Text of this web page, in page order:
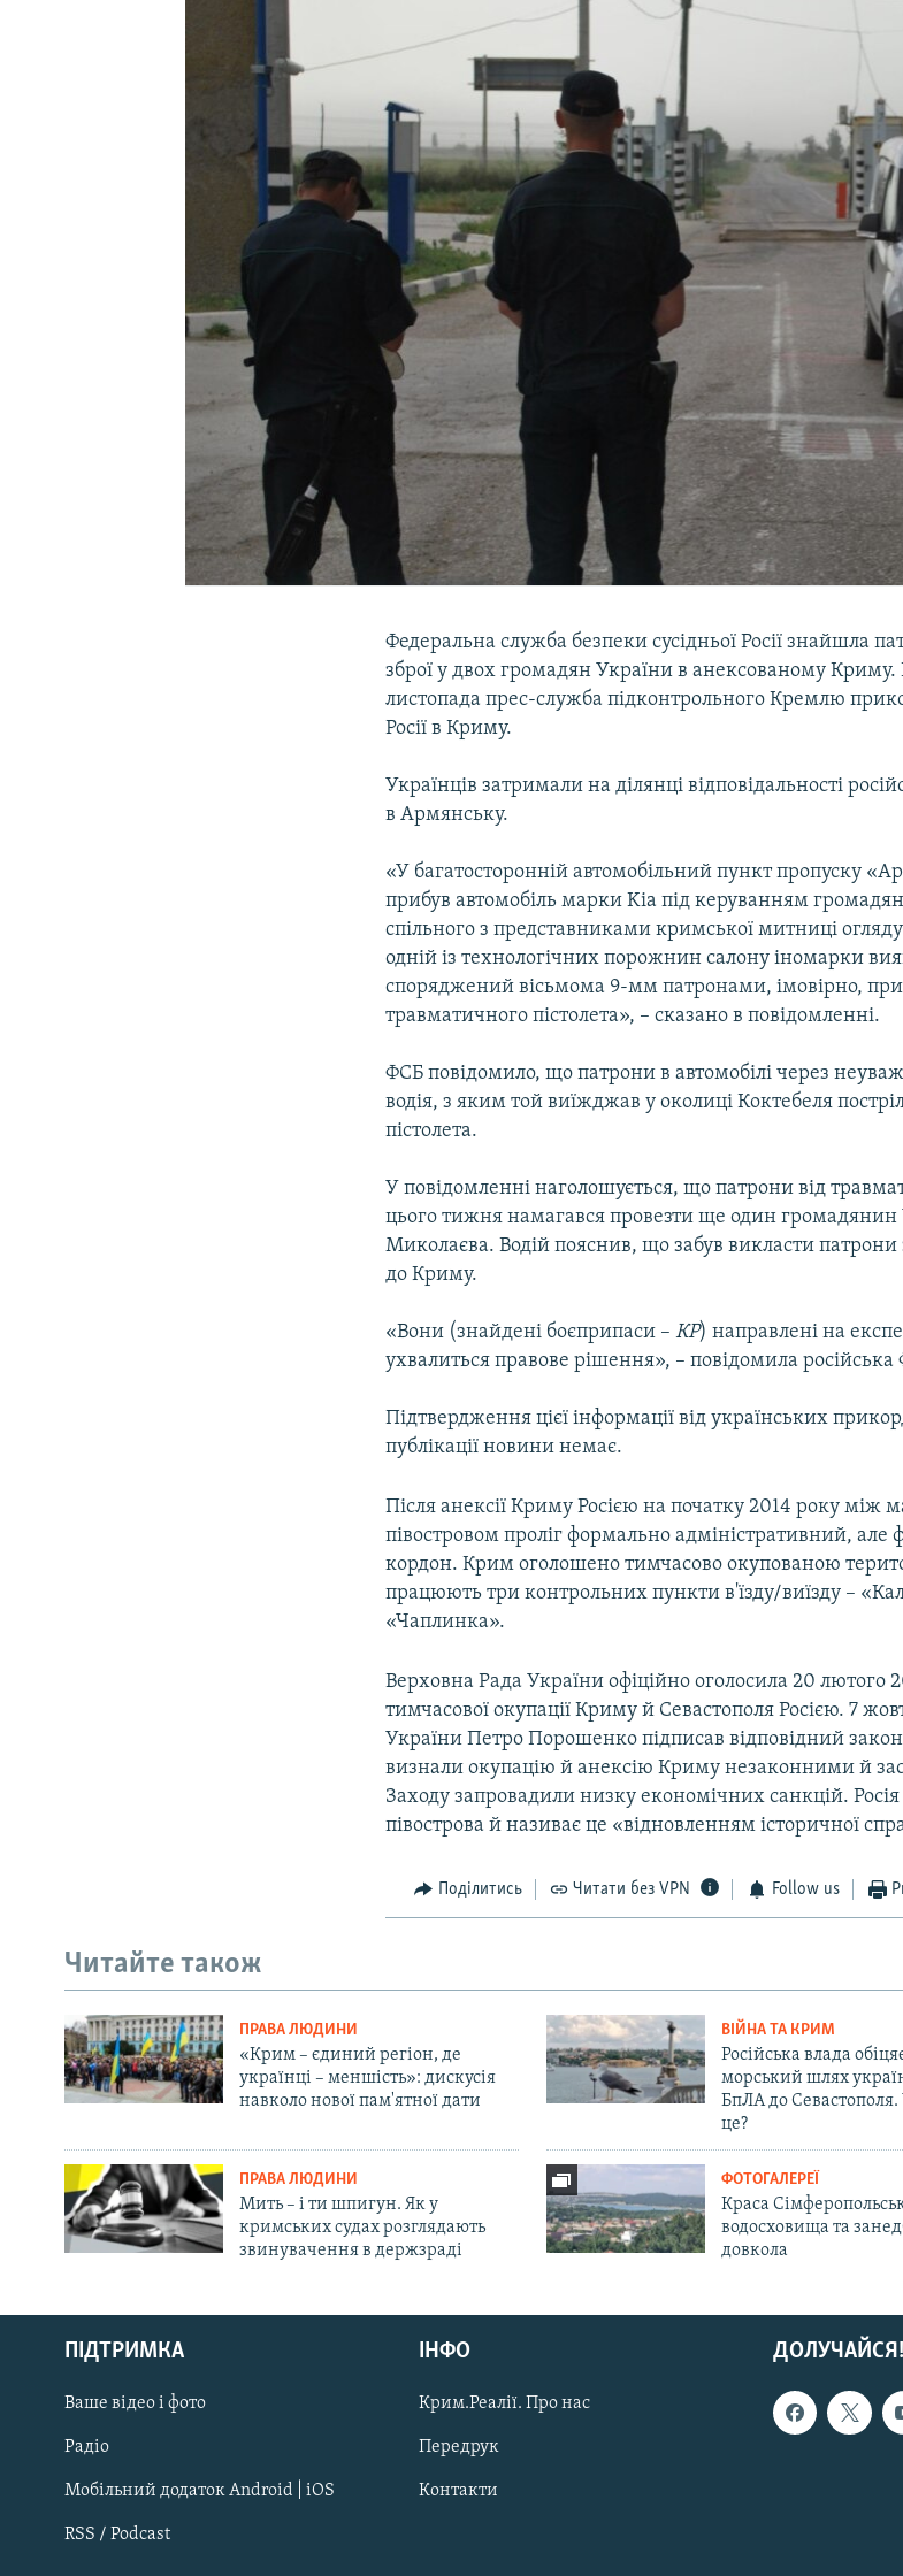
Русский
Qırımtatar
ДОЛУЧАЙСЯ!
Федеральна служба безпеки сусідньої Росії знайшла
зброї у двох громадян України в анексованому
листопада прес-служба підконтрольного Кремлю
Росії в Криму.
Українців затримали на ділянці відповідальності
в Армянську.
«У багатосторонній автомобільний пункт пропуску
прибув автомобіль марки Kia під керуванням
спільного з представниками кримської митниці
одній із технологічних порожнин салону іномарки
споряджений вісьмома 9-мм патронами, імовірно,
травматичного пістолета», – сказано в повідомленні.
ФСБ повідомило, що патрони в автомобілі через
водія, з яким той виїжджав у околиці Коктебеля
пістолета.
У повідомленні наголошується, що патрони від
цього тижня намагався провезти ще один громадянин
Миколаєва. Водій пояснив, що забув викласти
до Криму.
«Вони (знайдені боєприпаси –КР) направлені на
ухвалиться правове рішення», – повідомила російська
Підтвердження цієї інформації від українських
публікації новини немає.
Після анексії Криму Росією на початку 2014 року між
півостровом проліг формально адміністративний, але
кордон. Крим оголошено тимчасово окупованою
працюють три контрольних пункти в'їзду/виїзду –
«Чаплинка».
Верховна Рада України офіційно оголосила 20 лютого
тимчасової окупації Криму й Севастополя Росією. 7
України Петро Порошенко підписав відповідний
визнали окупацію й анексію Криму незаконними й
Заходу запровадили низку економічних санкцій.
півострова й називає це «відновленням історичної
Поділитись Читати без VPN Follow us
Читайте також
ПРАВА ЛЮДИНИ
«Крим – єдиний регіон, де
українці – меншість»: дискусія
навколо нової пам'ятної дати
ВІЙНА ТА КРИМ
Російська влада
морський шлях
БпЛА до
це?
ПРАВА ЛЮДИНИ
Мить – і ти шпигун. Як у
кримських судах розглядають
звинувачення в держзраді
ФОТОГАЛЕРЕЇ
Краса
водосховища та
довкола
ДОЛУЧАЙСЯ!
ПІДТРИМКА
Ваше відео і фото
Радіо
Мобільний додаток Android | iOS
RSS / Podcast
ІНФО
Крим.Реалії. Про нас
Передрук
Контакти